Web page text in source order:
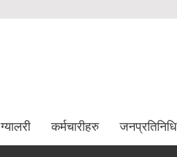
ग्यालरी कर्मचारीहरु जनप्रतिनिधि